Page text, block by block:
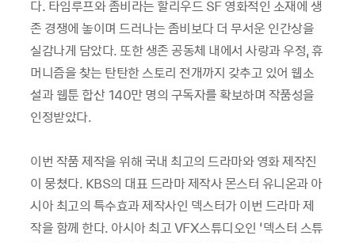
다. 타임루프와 좀비라는 할리우드 SF영화적인 소재에 생
존 경쟁에 놓이며 드러나는 좀비보다 더 무서운 인간상을
실감나게 담았다.또한 생존 공동체 내에서 사랑과 우정,휴
머니즘을 찾는 탄탄한 스토리 전개까지 갖추고 있어 웹소
설과 웹툰 합산140만 명의 구독자를 확보하며 작품성을
인정받았다.
이번 작품 제작을 위해 국내 최고의 드라마와 영화 제작진
이 뭉쳤다. KBS의 대표 드라마 제작사 몬스터 유니온과 아
시아 최고의 특수효과 제작사인 덱스터가 이번 드라마 제
작을 함께 한다. 아시아 최고VFX스튜디오인 ‘덱스터 스튜